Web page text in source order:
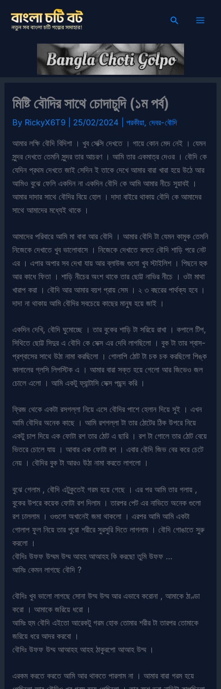
content
Search
মিষ্টি বৌদির সাথে চোদাচুদি (১ম পর্ব)
By RickyX6T9 25/02/2024 |পরকীয়া,দেবর-বৌদি
আমার লক্ষি বৌদি বিদিশা । খুব সেক্সি দেখতে । গায়ে কোন মেদ নেই । যেমন
সুন্দর দেখতে তেমনি সুন্দর তার আচরণ । আমি তার একমাত্র দেওর । বৌদি কে
যেদিন প্রথম দেখতে জাই সেদিন ই তাকে দেখে আমার বারা খারা হয়ে উঠে আর
আমিও বুঝে ফেলি একদিন না একদিন বৌদি কে আমি আমার নীচে সুয়াবই ।
আমার দাদার সাথে বৌদির বিয়ে হোল । দাদা বাইরে থাকায় বৌদি কে আমাদের
সাথে আমাদের মধ্যেই থাকে ।
আমাদের পরিবারে আমি মা বাবা আর বৌদি । আমার বৌদি টা যেমন কামুক তেমনি
নিজেকে দেখাতে খুব ভালোবাসে । নিজেকে দেখাতে বলতে বৌদি শাড়ি পরে নেট
এর । এপার অপার সব দেখা যায় আর ব্লাউজ গুলো খুব স্টাইলিশ । পিছনে হুক
আর কাধে ফিতা । শাড়ি নীচের অংশ থাকে তার ছোট্ট নাভির নীচে । ওটা মাথা
খারাপ করা । বৌদি আর আমার বয়শ প্রায় সেম । ২ ৩ বছরের পার্থক্য হবে ।
দাদা না থাকায় আমি বৌদির সবচেয়ে কাছের মানুষ হয়ে জাই ।
একদিন দেখি, বৌদি ঘুমোচ্ছে । তার বুকের শাড়ি টা সরিয়ে রাখা । কপালে টিপ,
সিথিতে ছোট্ট সিদুর এ বৌদি কে সেক্স এর দেবি লাগছিলো । বুক টা তার শ্বাস-
প্রশ্বাসের সাথে উঠা নামা করছিলো । গোলাপি ঠোট টা চক চক করছিলো পিঙ্ক
কালালের গ্লসি লিপস্টিক এ । আমার বারা সক্ত হয়ে গেলো আর জিভেও জল
চোলে এলো । আমি একটু ফ্যান্টাসি সেক্স পছন্দ করি ।
ফ্রিজ থেকে একটা রসগল্লা নিয়ে এসে বৌদির পাশে হেলান দিয়ে সুই । এখন
আমি বৌদির অনেক কাছে । আমি রশগল্লা টা তার ঠোটের ঠিক উপরে নিয়ে
একটু চাপ দিয়ে এক ফোটা রশ তার ঠোট এ ছারি । রশ টা গোলে তার ঠোট বেয়ে
ভিতরে চোলে যায় । আবার এক ফোটা রশ । এবার বৌদি জিভ বের করে চেটে
নেয় । বৌদির বুক টা আরও উঠা নামা করতে লাগলো ।
বুঝে গেলাম , বৌদি এটুকুতেই গরম হয়ে গেছে । এর পর আমি তার গলায় ,
বুকের উপরে কয়েক ফোটা রশ দিলাম । তারপর পেট এর নাভিতে অনেক গুলো
রশ ঢাললাম । ওগুলো অখানেই জমা থাকলো । এরপর আমি আমি একটা
গোলাপ ফুল নিয়ে তার পুরো শরীরে সুরসুরি দিতে লাগলাম । বৌদি গোঙাতে সুরু
করলো ।
বৌদিঃ উফফ উম্মম উম্ম আহহ আআহহ কি করছো তুমি উফফ …
আমিঃ কেমন লাগছে বৌদি ?
বৌদিঃ খুব ভালো লাগছে সোনা উম্ম উম্ম আর এভাবে করোনা , আমাকে ঠাণ্ডা
করো । আমাকে জরিয়ে ধরো ।
আমিঃ হুম বৌদি এইতো আরেকটু গরম হোক তোমার শরীর টা তারপর তোমাকে
জরিয়ে ধরে আদর করবো ।
বৌদিঃ উফফ উম্ম আআহহ আহহ ঠাকুরপো আআহ উম্ম ।
এরকম করতে করতে আমি আর থাকতে পারলাম না । আমার বারা গরম হয়ে